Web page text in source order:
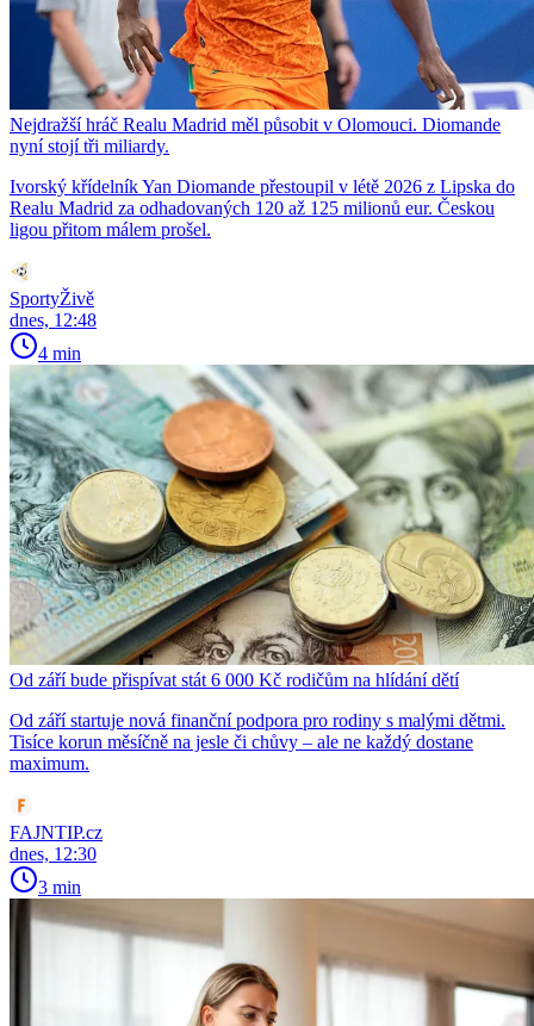
Nejdražší hráč Realu Madrid měl působit v Olomouci. Diomande
nyní stojí tři miliardy.
Ivorský křídelník Yan Diomande přestoupil v létě 2026 z Lipska do
Realu Madrid za odhadovaných 120 až 125 milionů eur. Českou
ligou přitom málem prošel.
SportyŽivě
dnes, 12:48
4 min
Od září bude přispívat stát 6 000 Kč rodičům na hlídání dětí
Od září startuje nová finanční podpora pro rodiny s malými dětmi.
Tisíce korun měsíčně na jesle či chůvy – ale ne každý dostane
maximum.
FAJNTIP.cz
dnes, 12:30
3 min